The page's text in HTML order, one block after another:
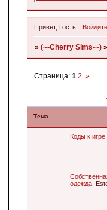
Привет, Гость! Войдите
» (~•Cherry Sims•~) »
Страница: 1 2 »
Тема
Коды к игре
одежда